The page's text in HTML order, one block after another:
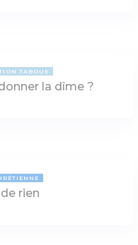
TABOUE
la dîme ?
rien